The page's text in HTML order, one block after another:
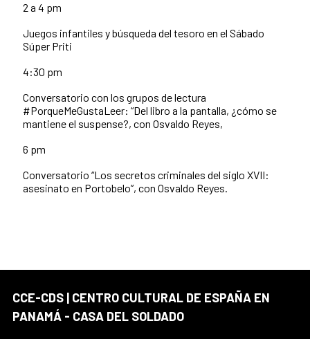
2 a 4 pm
Juegos infantiles y búsqueda del tesoro en el Sábado
Súper Priti
4:30 pm
Conversatorio con los grupos de lectura
#PorqueMeGustaLeer: “Del libro a la pantalla, ¿cómo se
mantiene el suspense?, con Osvaldo Reyes,
6 pm
Conversatorio “Los secretos criminales del siglo XVII:
asesinato en Portobelo”, con Osvaldo Reyes.
CCE-CDS | CENTRO CULTURAL DE ESPAÑA EN
PANAMÁ - CASA DEL SOLDADO